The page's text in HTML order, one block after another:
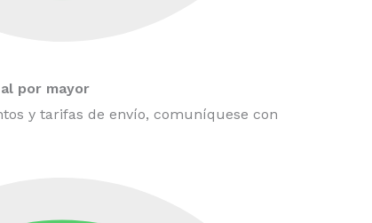
por mayor
y tarifas de envío, comuníquese con